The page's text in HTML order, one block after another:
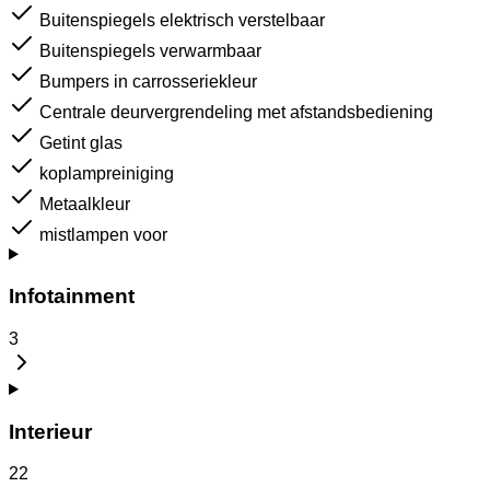
Buitenspiegels elektrisch verstelbaar
Buitenspiegels verwarmbaar
Bumpers in carrosseriekleur
Centrale deurvergrendeling met afstandsbediening
Getint glas
koplampreiniging
Metaalkleur
mistlampen voor
Infotainment
3
Interieur
22